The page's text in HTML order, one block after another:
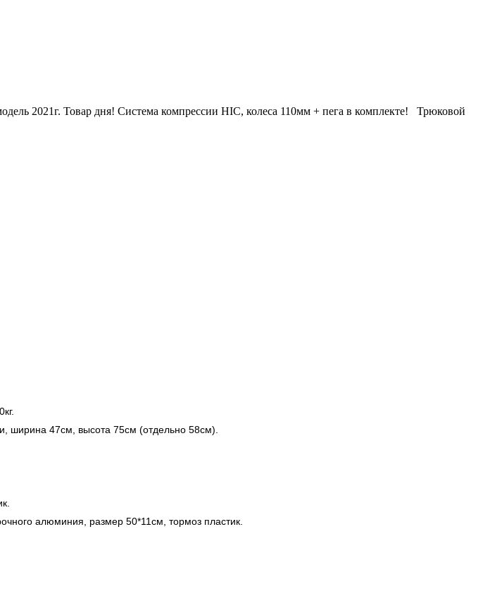
2021г. Товар дня! Система компрессии HIC, колеса 110мм + пега в комплекте! Трюковой
ширина 47см, высота 75см (отдельно 58см).
алюминия, размер 50*11см, тормоз пластик.